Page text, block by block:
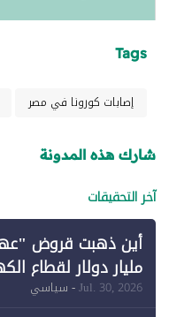
Tags
إصابات كورونا في مصر
شارك هذه المدونة
آخر التحقيقات
لـ"الطاقة المتجددة" (1)
Jul. 30, 2026- سياسي